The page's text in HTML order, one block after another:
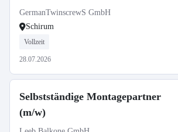
GermanTwinscrewS GmbH
Schirum
Vollzeit
28.07.2026
Selbstständige Montagepartner
(m/w)